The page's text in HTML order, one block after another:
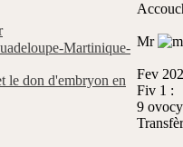
Mr
Fev
Fiv 1 :
9
Martinique-
le don d'embryon en